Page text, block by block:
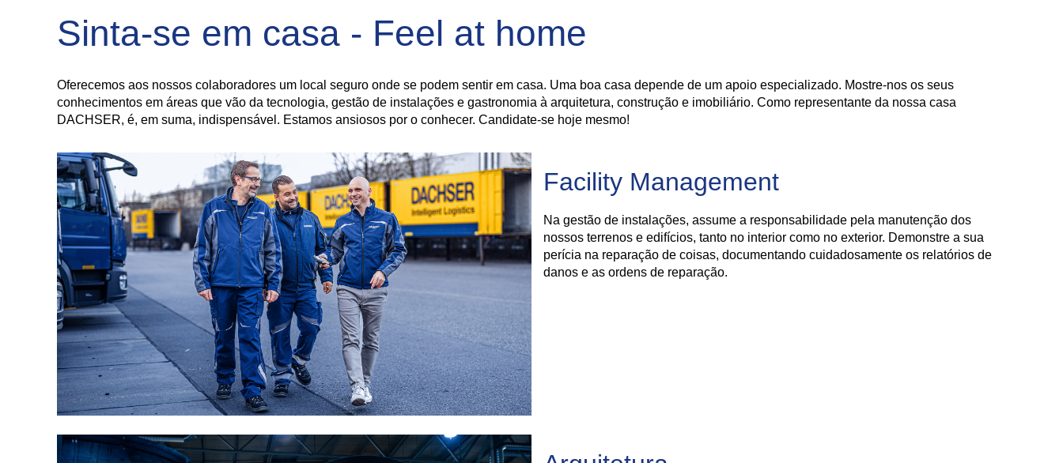
Sinta-se em casa - Feel at home
Oferecemos aos nossos colaboradores um local seguro onde se podem sentir em casa. Uma boa casa depende de um apoio especializado. Mostre-nos os seus
conhecimentos em áreas que vão da tecnologia, gestão de instalações e gastronomia à arquitetura, construção e imobiliário. Como representante da nossa casa
DACHSER, é, em suma, indispensável. Estamos ansiosos por o conhecer. Candidate-se hoje mesmo!
Facility Management
Na gestão de instalações, assume a responsabilidade pela manutenção dos
nossos terrenos e edifícios, tanto no interior como no exterior. Demonstre a sua
perícia na reparação de coisas, documentando cuidadosamente os relatórios de
danos e as ordens de reparação.